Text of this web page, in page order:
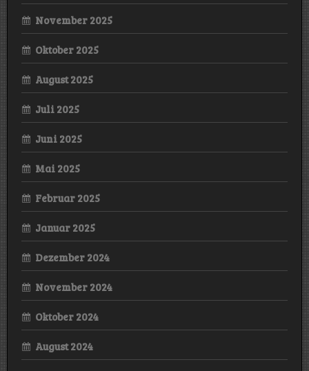
November 2025
Oktober 2025
August 2025
Juli 2025
Juni 2025
Mai 2025
Februar 2025
Januar 2025
Dezember 2024
November 2024
Oktober 2024
August 2024